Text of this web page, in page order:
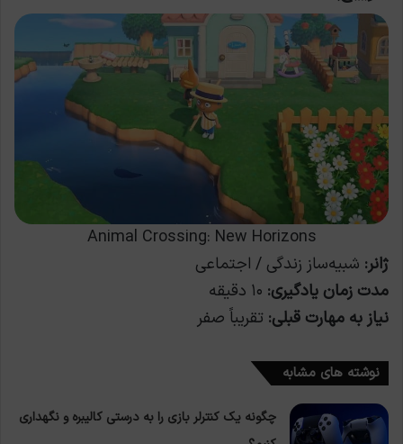
Animal Crossing: New Horizons
ژانر: شبیه‌ساز زندگی / اجتماعی
مدت زمان یادگیری:
نیاز به مهارت قبلی: تقریباً صفر
نوشته های مشابه
چگونه یک کنترلر بازی را به درستی کالیبره و نگهداری